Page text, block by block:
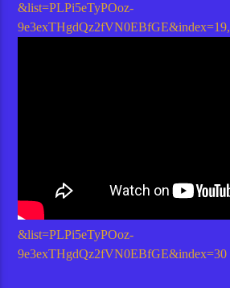
&list=PLPi5eTyPOoz-
9e3exTHgdQz2fVN0EBfGE&index=19,
&list=PLPi5eTyPOoz-
9e3exTHgdQz2fVN0EBfGE&index=30